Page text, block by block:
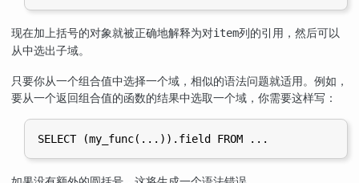
现在加上括号的对象就被正确地解释为对item列的引用，然后可以
从中选出子域。
只要你从一个组合值中选择一个域，相似的语法问题就适用。例如，
要从一个返回组合值的函数的结果中选取一个域，你需要这样写：
SELECT (my_func(...)).field FROM ...